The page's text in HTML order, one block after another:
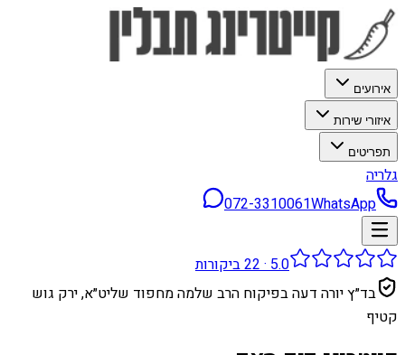
אירועים
איזורי שירות
תפריטים
גלריה
072-3310061WhatsApp
5.0
·
22ביקורות
בד״ץ יורה דעה בפיקוח הרב שלמה מחפוד שליט״א, ירק גוש
קטיף